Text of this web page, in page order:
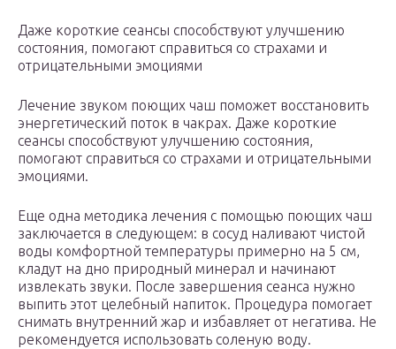
Даже короткие сеансы способствуют улучшению
состояния, помогают справиться со страхами и
отрицательными эмоциями
Лечение звуком поющих чаш поможет восстановить
энергетический поток в чакрах. Даже короткие
сеансы способствуют улучшению состояния,
помогают справиться со страхами и отрицательными
эмоциями.
Еще одна методика лечения с помощью поющих чаш
заключается в следующем: в сосуд наливают чистой
воды комфортной температуры примерно на 5 см,
кладут на дно природный минерал и начинают
извлекать звуки. После завершения сеанса нужно
выпить этот целебный напиток. Процедура помогает
снимать внутренний жар и избавляет от негатива. Не
рекомендуется использовать соленую воду.